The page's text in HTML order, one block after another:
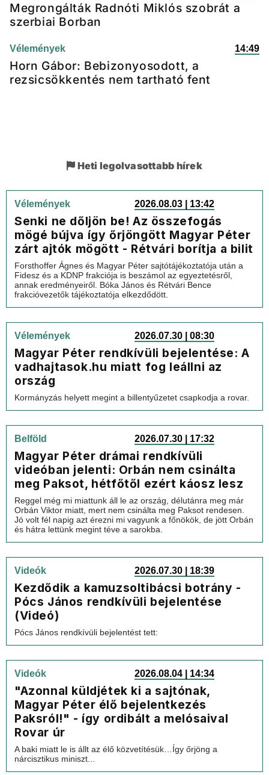
Megrongálták Radnóti Miklós szobrát a
szerbiai Borban
Vélemények 14:49
Horn Gábor: Bebizonyosodott, a
rezsicsökkentés nem tartható fent
Heti legolvasottabb hírek
Vélemények 2026.08.03 | 13:42
Senki ne dőljön be! Az összefogás
mögé bújva így őrjöngött Magyar Péter
zárt ajtók mögött - Rétvári borítja a bilit
Forsthoffer Ágnes és Magyar Péter sajtótájékoztatója után a
Fidesz és a KDNP frakciója is beszámol az egyeztetésről,
annak eredményeiről. Bóka János és Rétvári Bence
frakcióvezetők tájékoztatója elkezdődött.
Vélemények 2026.07.30 | 08:30
Magyar Péter rendkívüli bejelentése: A
vadhajtasok.hu miatt fog leállni az
ország
Kormányzás helyett megint a billentyűzetet csapkodja a rovar.
Belföld 2026.07.30 | 17:32
Magyar Péter drámai rendkívüli
videóban jelenti: Orbán nem csinálta
meg Paksot, hétfőtől ezért káosz lesz
Reggel még mi miattunk áll le az ország, délutánra meg már
Orbán Viktor miatt, mert nem csinálta meg Paksot rendesen.
Jó volt fél napig azt érezni mi vagyunk a főnökök, de jött Orbán
és hátra lettünk megint téve a sarokba.
Videók 2026.07.30 | 18:39
Kezdődik a kamuzsoltibácsi botrány -
Pócs János rendkívüli bejelentése
(Videó)
Pócs János rendkívüli bejelentést tett:
Videók 2026.08.04 | 14:34
"Azonnal küldjétek ki a sajtónak,
Magyar Péter élő bejelentkezés
Paksról!" - így ordibált a melósaival
Rovar úr
A baki miatt le is állt az élő közvetítésük…Így őrjöng a
nárcisztikus miniszt...